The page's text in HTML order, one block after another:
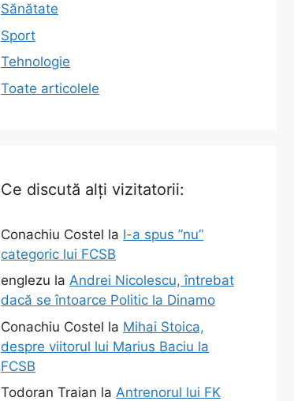
Sănătate
Sport
Tehnologie
Toate articolele
Ce discută alți vizitatorii:
Conachiu Costel la I-a spus ”nu”
categoric lui FCSB
englezu la Andrei Nicolescu, întrebat
dacă se întoarce Politic la Dinamo
Conachiu Costel la Mihai Stoica,
despre viitorul lui Marius Baciu la
FCSB
Todoran Traian la Antrenorul lui FK